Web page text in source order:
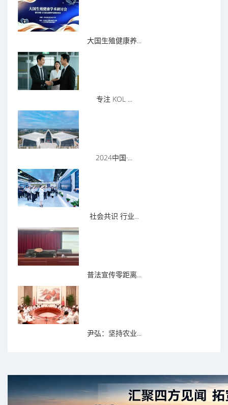
大国生殖健康养...
专注 KOL ...
2024中国·...
社会共识 行业...
普法宣传零距离...
尹弘：坚持农业...